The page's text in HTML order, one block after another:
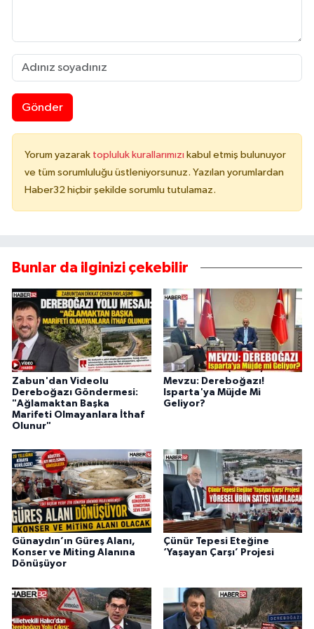
Gönder
Yorum yazarak topluluk kurallarımızı kabul etmiş bulunuyor
ve tüm sorumluluğu üstleniyorsunuz. Yazılan yorumlardan
Haber32 hiçbir şekilde sorumlu tutulamaz.
Bunlar da ilginizi çekebilir
Zabun'dan Videolu
Dereboğazı Göndermesi:
"Ağlamaktan Başka
Marifeti Olmayanlara İthaf
Olunur"
Mevzu: Dereboğazı!
Isparta'ya Müjde Mi
Geliyor?
Günaydın’ın Güreş Alanı,
Konser ve Miting Alanına
Dönüşüyor
Çünür Tepesi Eteğine
‘Yaşayan Çarşı’ Projesi